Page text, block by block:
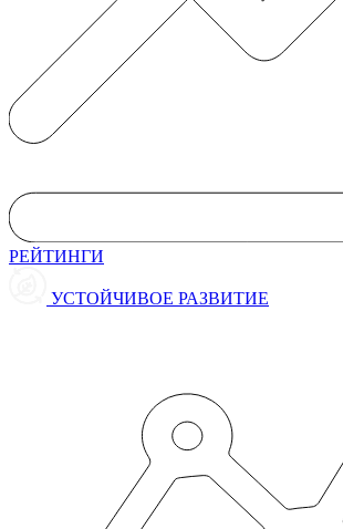
РЕЙТИНГИ
УСТОЙЧИВОЕ РАЗВИТИЕ